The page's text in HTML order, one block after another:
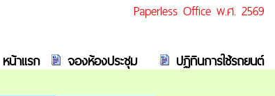
Paperless Office พ.ศ. 2569
หน้าแรก จองห้องประชุม ปฏิทินการใช้รถยนต์